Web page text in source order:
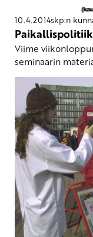
10.4.2014skp:n
Viime
seminaarin